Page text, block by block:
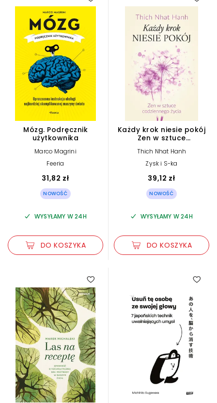
Mózg. Podręcznik
użytkownika
Marco Magrini
Feeria
31,82 zł
NOWOŚĆ
WYSYŁAMY W 24H
DO KOSZYKA
Każdy krok niesie pokój
Zen w sztuce
Thich Nhat Hanh
Zysk i S-ka
39,12 zł
NOWOŚĆ
WYSYŁAMY W 24H
DO KOSZYKA